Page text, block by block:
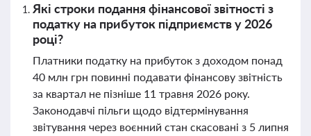
Які строки подання фінансової звітності з
податку на прибуток підприємств у 2026
році?
Платники податку на прибуток з доходом понад
40 млн грн повинні подавати фінансову звітність
за квартал не пізніше 11 травня 2026 року.
Законодавчі пільги щодо відтермінування
звітування через воєнний стан скасовані з 5 липня